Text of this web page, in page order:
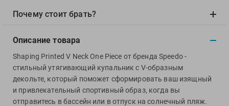
Издательство «Swimbook»
Спортивный Элемент
Фитосила
Почему стоит брать?
Описание товара
Shaping Printed V Neck One Piece от бренда Speedo -
стильный утягивающий купальник с V-образным
декольте, который поможет сформировать ваш изящный
и привлекательный спортивный образ, когда вы
отправитесь в бассейн или в отпуск на солнечный пляж.